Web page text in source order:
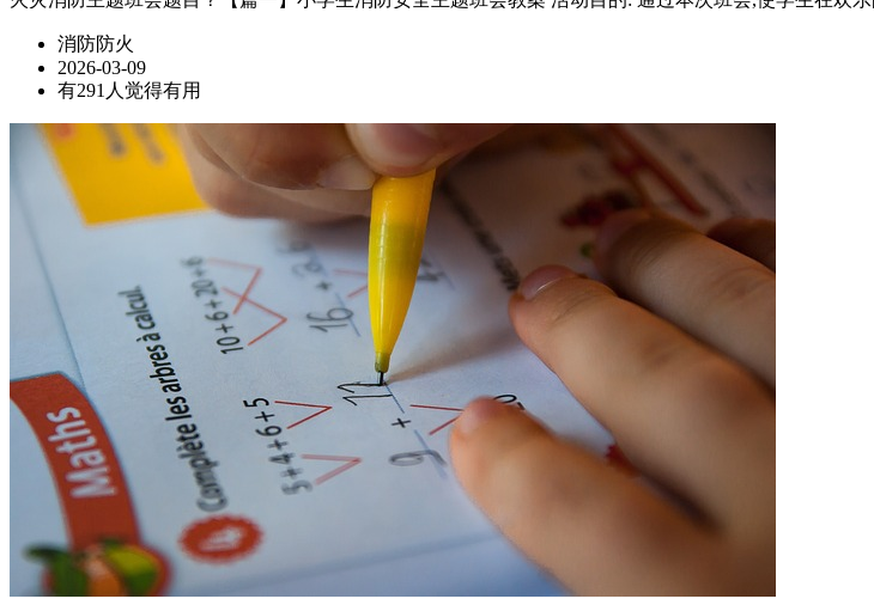
消防防火
2026-03-09
有291人觉得有用